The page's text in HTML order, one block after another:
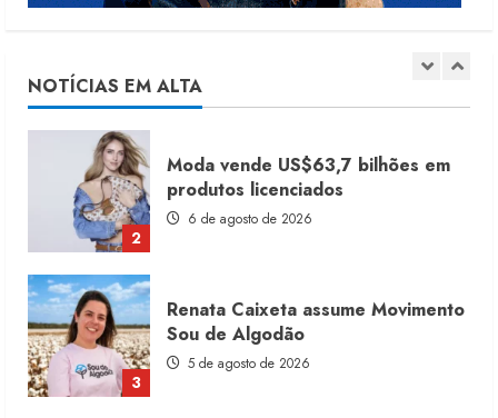
NOTÍCIAS EM ALTA
1
7 de agosto de 2026
2
Moda vende US$63,7 bilhões em
produtos licenciados
6 de agosto de 2026
3
Renata Caixeta assume Movimento
Sou de Algodão
5 de agosto de 2026